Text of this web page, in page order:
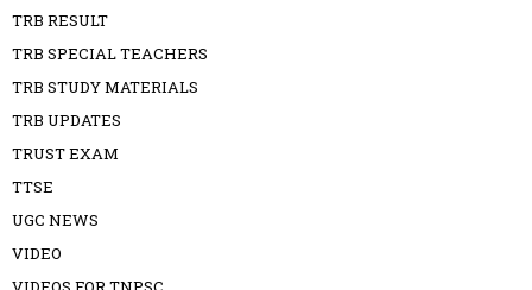
TRB RESULT
TRB SPECIAL TEACHERS
TRB STUDY MATERIALS
TRB UPDATES
TRUST EXAM
TTSE
UGC NEWS
VIDEO